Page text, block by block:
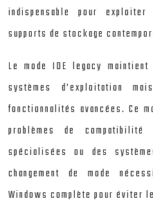
indispensable pour
supports de stockage
Le mode IDE legacy
systèmes d’exploitation
fonctionnalités avancées. Ce
problèmes de compatibilité
spécialisées ou des
changement de mode
Windows complète pour éviter